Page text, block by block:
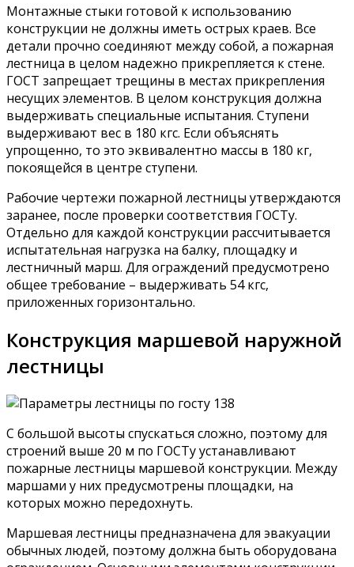
Монтажные стыки готовой к использованию
конструкции не должны иметь острых краев. Все
детали прочно соединяют между собой, а пожарная
лестница в целом надежно прикрепляется к стене.
ГОСТ запрещает трещины в местах прикрепления
несущих элементов. В целом конструкция должна
выдерживать специальные испытания. Ступени
выдерживают вес в 180 кгс. Если объяснять
упрощенно, то это эквивалентно массы в 180 кг,
покоящейся в центре ступени.
Рабочие чертежи пожарной лестницы утверждаются
заранее, после проверки соответствия ГОСТу.
Отдельно для каждой конструкции рассчитывается
испытательная нагрузка на балку, площадку и
лестничный марш. Для ограждений предусмотрено
общее требование – выдерживать 54 кгс,
приложенных горизонтально.
Конструкция маршевой наружной
лестницы
С большой высоты спускаться сложно, поэтому для
строений выше 20 м по ГОСТу устанавливают
пожарные лестницы маршевой конструкции. Между
маршами у них предусмотрены площадки, на
которых можно передохнуть.
Маршевая лестницы предназначена для эвакуации
обычных людей, поэтому должна быть оборудована